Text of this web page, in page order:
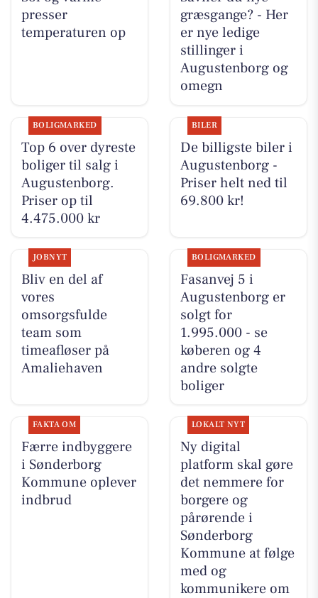
presser
temperaturen op
græsgange? - Her
er nye ledige
stillinger i
Augustenborg og
omegn
BOLIGMARKED
Top 6 over dyreste
boliger til salg i
Augustenborg.
Priser op til
4.475.000 kr
BILER
De billigste biler i
Augustenborg -
Priser helt ned til
69.800 kr!
JOBNYT
Bliv en del af
vores
omsorgsfulde
team som
timeafløser på
Amaliehaven
BOLIGMARKED
Fasanvej 5 i
Augustenborg er
solgt for
1.995.000 - se
køberen og 4
andre solgte
boliger
FAKTA OM
Færre indbyggere
i Sønderborg
Kommune oplever
indbrud
LOKALT NYT
Ny digital
platform skal gøre
det nemmere for
borgere og
pårørende i
Sønderborg
Kommune at følge
med og
kommunikere om